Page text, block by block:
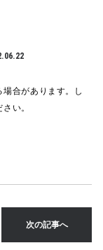
合があります。し
い。
次の記事へ